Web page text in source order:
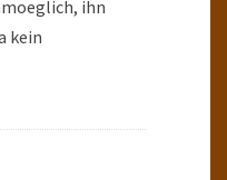
ihn
kein